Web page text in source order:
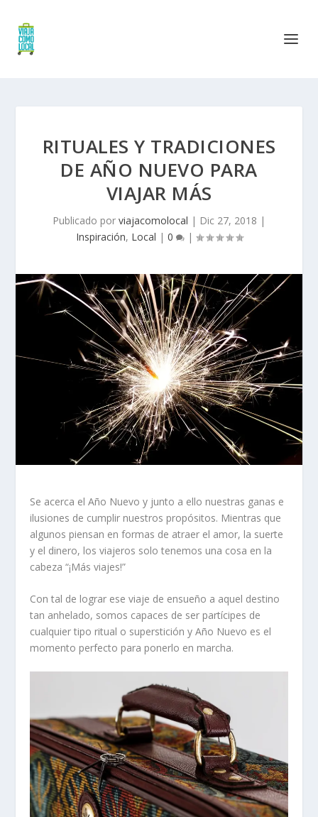
RITUALES Y TRADICIONES
DE AÑO NUEVO PARA
VIAJAR MÁS
Publicado por viajacomolocal | Dic 27, 2018 |
Inspiración, Local | 0 |
Se acerca el Año Nuevo y junto a ello nuestras ganas e
ilusiones de cumplir nuestros propósitos. Mientras que
algunos piensan en formas de atraer el amor, la suerte
y el dinero, los viajeros solo tenemos una cosa en la
cabeza “¡Más viajes!”
Con tal de lograr ese viaje de ensueño a aquel destino
tan anhelado, somos capaces de ser partícipes de
cualquier tipo ritual o superstición y Año Nuevo es el
momento perfecto para ponerlo en marcha.